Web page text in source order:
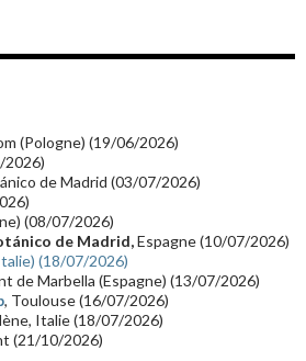
Jarrecast (16) Synthé 80's
Cinéma
(15)
Astronomie (14) (14)
(14) Chine(13)
(Pologne) (19/06/2026)
2026)
de Madrid (03/07/2026)
(08/07/2026)
de Madrid,Espagne (10/07/2026)
(18/07/2026)
de Marbella (Espagne) (13/07/2026)
, Toulouse (16/07/2026)
Italie (18/07/2026)
(21/10/2026)